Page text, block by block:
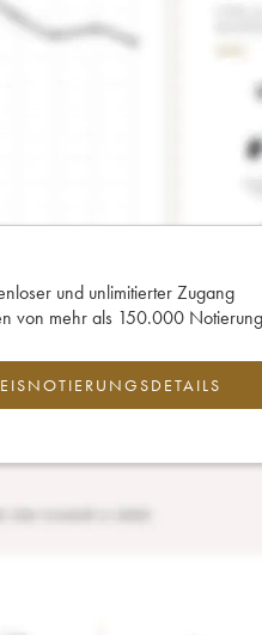
und unlimitierter Zugang
von mehr als 150.000